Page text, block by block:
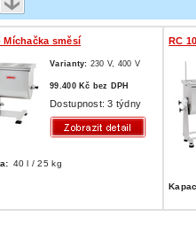
Míchačka směsí
Varianty: 230 V, 400 V
99.400 Kč bez DPH
Dostupnost: 3 týdny
40 l / 25 kg
RC